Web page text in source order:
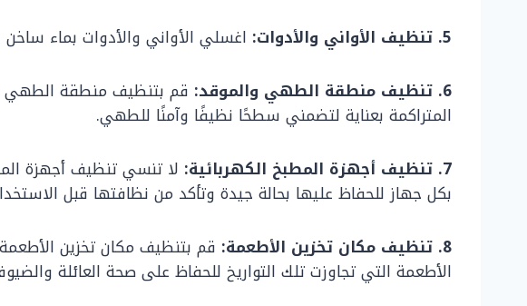
5. تنظيف الأواني والأدوات:
اغسلي الأواني والأدوات بماء
6. تنظيف منطقة الطهي والموقد:
قم بتنظيف منطقة الطهي
المتراكمة بعناية لتضمني سطحًا نظيفًا وآمنًا للطهي.
7. تنظيف أجهزة المطبخ الكهربائية:
لا تنسي تنظيف أجهزة
بكل جهاز للحفاظ عليها بحالة جيدة وتأكد من نظافتها قبل
8. تنظيف مكان تخزين الأطعمة:
قم بتنظيف مكان تخزين الأطعمة
الأطعمة التي تجاوزت تلك التواريخ للحفاظ على صحة العائلة